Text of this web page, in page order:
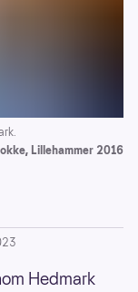
Lillehammer 2016
Hedmark